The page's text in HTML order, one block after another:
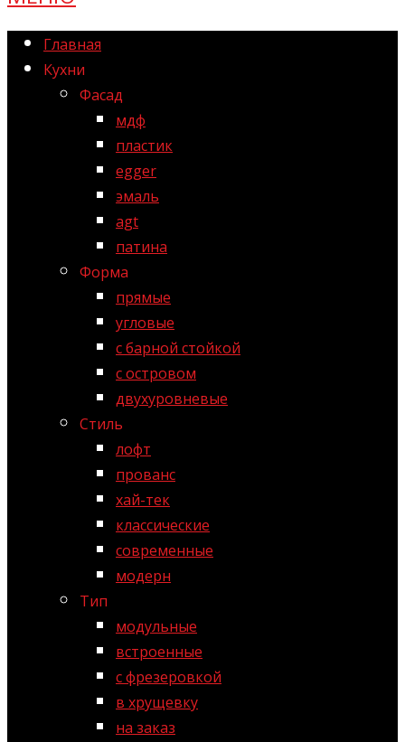
Главная
Кухни
Фасад
мдф
пластик
egger
эмаль
agt
патина
Форма
прямые
угловые
с барной стойкой
с островом
двухуровневые
Стиль
лофт
прованс
хай-тек
классические
современные
модерн
Тип
модульные
встроенные
с фрезеровкой
в хрущевку
на заказ